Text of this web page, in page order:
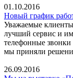
01.10.2016
Новый график
Уважаемые
лучший сервис и
телефонные звонки
мы приняли
26.09.2016